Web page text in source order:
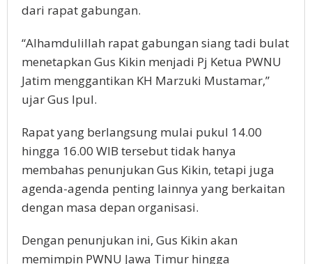
dari rapat gabungan.
“Alhamdulillah rapat gabungan siang tadi bulat
menetapkan Gus Kikin menjadi Pj Ketua PWNU
Jatim menggantikan KH Marzuki Mustamar,”
ujar Gus Ipul.
Rapat yang berlangsung mulai pukul 14.00
hingga 16.00 WIB tersebut tidak hanya
membahas penunjukan Gus Kikin, tetapi juga
agenda-agenda penting lainnya yang berkaitan
dengan masa depan organisasi.
Dengan penunjukan ini, Gus Kikin akan
memimpin PWNU Jawa Timur hingga